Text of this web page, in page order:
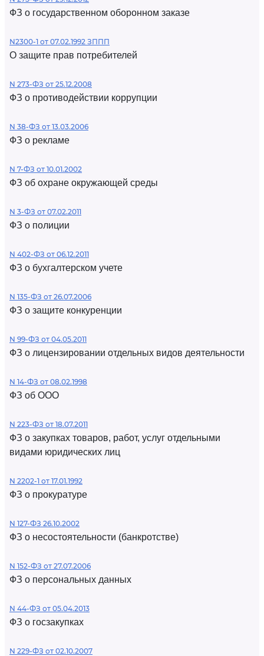
ФЗ о государственном оборонном заказе
N2300-1 от 07.02.1992 ЗППП
О защите прав потребителей
N 273-ФЗ от 25.12.2008
ФЗ о противодействии коррупции
N 38-ФЗ от 13.03.2006
ФЗ о рекламе
N 7-ФЗ от 10.01.2002
ФЗ об охране окружающей среды
N 3-ФЗ от 07.02.2011
ФЗ о полиции
N 402-ФЗ от 06.12.2011
ФЗ о бухгалтерском учете
N 135-ФЗ от 26.07.2006
ФЗ о защите конкуренции
N 99-ФЗ от 04.05.2011
ФЗ о лицензировании отдельных видов деятельности
N 14-ФЗ от 08.02.1998
ФЗ об ООО
N 223-ФЗ от 18.07.2011
ФЗ о закупках товаров, работ, услуг отдельными
видами юридических лиц
N 2202-1 от 17.01.1992
ФЗ о прокуратуре
N 127-ФЗ 26.10.2002
ФЗ о несостоятельности (банкротстве)
N 152-ФЗ от 27.07.2006
ФЗ о персональных данных
N 44-ФЗ от 05.04.2013
ФЗ о госзакупках
N 229-ФЗ от 02.10.2007